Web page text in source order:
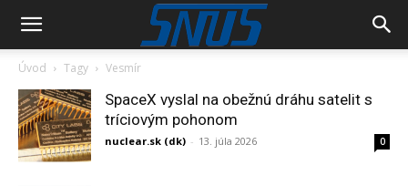
Úvod Tagy Vesmír
SpaceX vyslal na obežnú dráhu satelit s
tríciovým pohonom
nuclear.sk (dk) - 13. júla 2026 0